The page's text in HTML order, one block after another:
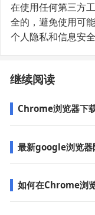
在使用任何第三方
全的，避免使用可
个人隐私和信息安
继续阅读
Chrome浏览器下
最新google浏览器
如何在Chrome浏